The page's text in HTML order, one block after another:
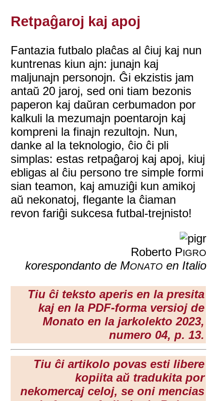
Retpaĝaroj kaj apoj
Fantazia futbalo plaĉas al ĉiuj kaj nun
kuntrenas kiun ajn: junajn kaj
maljunajn personojn. Ĝi ekzistis jam
antaŭ 20 jaroj, sed oni tiam bezonis
paperon kaj daŭran cerbumadon por
kalkuli la mezumajn poentarojn kaj
kompreni la finajn rezultojn. Nun,
danke al la teknologio, ĉio ĉi pli
simplas: estas retpaĝaroj kaj apoj, kiuj
ebligas al ĉiu persono tre simple formi
sian teamon, kaj amuziĝi kun amikoj
aŭ nekonatoj, flegante la ĉiaman
revon fariĝi sukcesa futbal-trejnisto!
Roberto PIGRO
korespondanto de MONATOen Italio
Tiu ĉi teksto aperis en la presita
kaj en la PDF-forma versioj de
Monato en lajarkolekto 2023,
numero 04, p. 13.
Tiu ĉi artikolo povas esti libere
kopiita aŭ tradukita por
nekomercaj celoj, se oni mencias